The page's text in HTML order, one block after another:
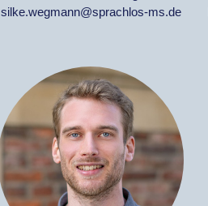
silke.wegmann@sprachlos-ms.de